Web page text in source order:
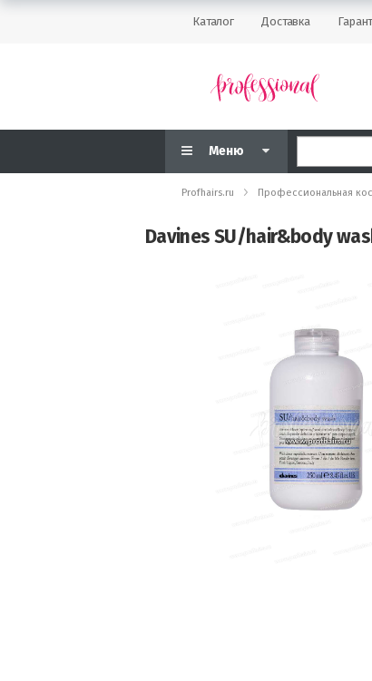
Каталог Доставка
Меню
Profhairs.ru Профессиональная
Davines SU/hair&body